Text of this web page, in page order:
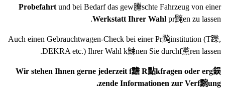
Probefahrt und bei Bedarf das gew黱schte Fahrzeug von einer
Werkstatt Ihrer Wahl pr黤en zu lassen.
Auch einen Gebrauchtwagen-Check bei einer Pr黤institution (T躒,
DEKRA etc.) Ihrer Wahl k鰊nen Sie durchf黨ren lassen.
Wir stehen Ihnen gerne jederzeit f黵 R點kfragen oder erg鋘
zende Informationen zur Verf黦ung.